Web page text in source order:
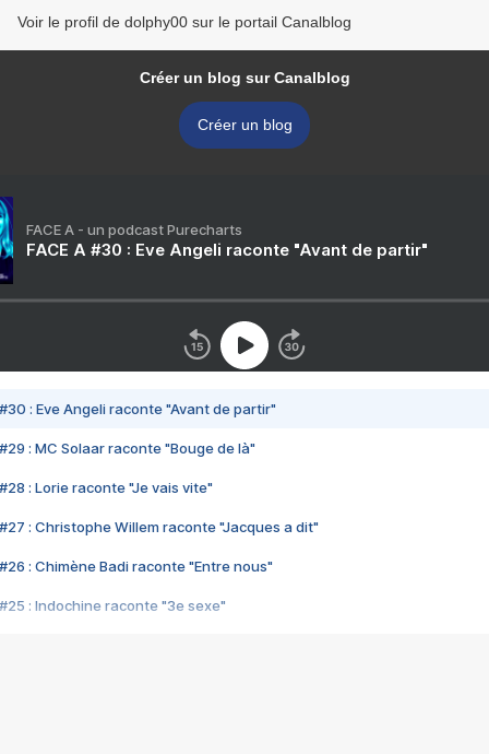
Voir le profil de dolphy00 sur le portail Canalblog
Créer un blog sur Canalblog
Créer un blog
FACE A - un podcast Purecharts
FACE A #30 : Eve Angeli raconte "Avant de partir"
#30 : Eve Angeli raconte "Avant de partir"
#29 : MC Solaar raconte "Bouge de là"
#28 : Lorie raconte "Je vais vite"
#27 : Christophe Willem raconte "Jacques a dit"
#26 : Chimène Badi raconte "Entre nous"
#25 : Indochine raconte "3e sexe"